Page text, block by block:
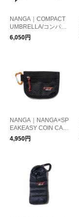
NANGA｜COMPACT
UMBRELLA/コンパク
トアンブレラ
6,050円
NANGA｜NANGA×SP
EAKEASY COIN CAS
E
4,950円